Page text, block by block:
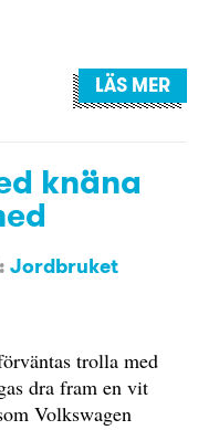
LÄS MER
knäna
Jordbruket
trolla med
dra fram en vit
Volkswagen